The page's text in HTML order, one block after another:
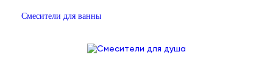
Смесители для ванны